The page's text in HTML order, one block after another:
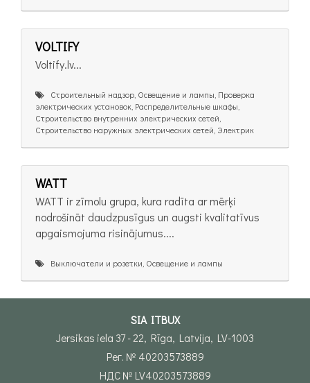
VOLTIFY
Voltify.lv...
Cтроительный надзор, Освещение и лампы, Проверка
электрических установок, Распределительные шкафы,
Строительство внутренних электрических сетей,
Строительство наружных электрических сетей, Электрик
WATT
WATT ir zīmolu grupa, kura radīta ar mērķi
nodrošināt daudzpusīgus un augsti kvalitatīvus
apgaismojuma risinājumus....
Выключатели и розетки, Освещение и лампы
SIA ITBUX
Jersikas iela 37 - 22, Rīga, Latvija, LV-1003
Рег. № 40203573889
НДС № LV40203573889